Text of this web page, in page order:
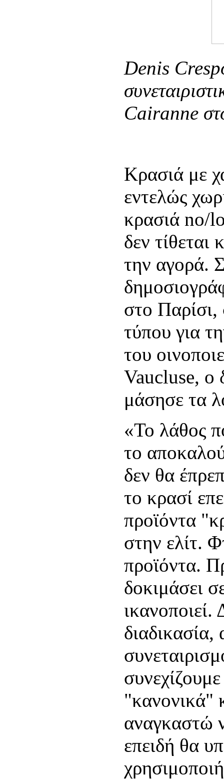
Denis
Cairanne
Κρασιά με
εντελώς
κρασιά no/
δεν
την αγορά.
στο Παρίσι,
τύπου για
του
Vaucluse, ο
μάσησε τα
«Το λάθος
το
δεν θα
το κρασί
προϊόντα
στην ελίτ.
προϊόντα.
δοκιμάσει
ικανοποιεί.
"κανονικά"
αναγκαστώ
επειδή θα